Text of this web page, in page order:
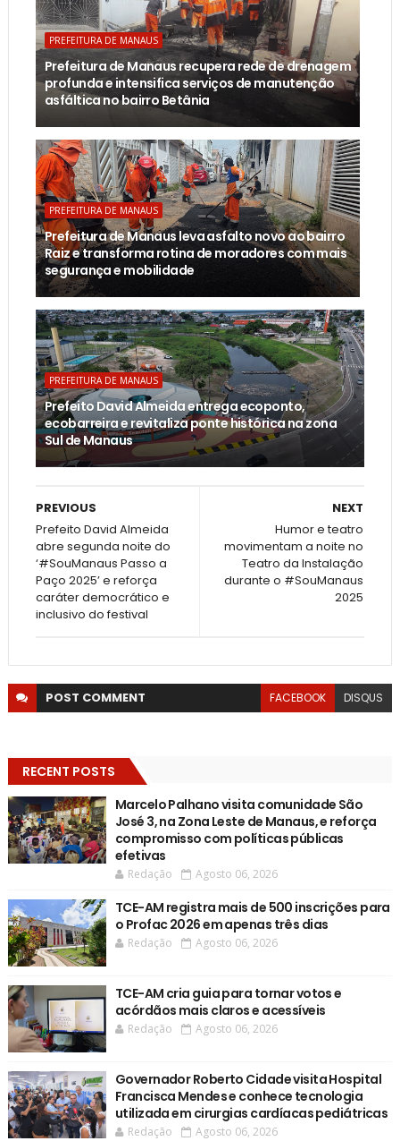
PREFEITURA DE MANAUS
Prefeitura de Manaus recupera rede de drenagem
profunda e intensifica serviços de manutenção
asfáltica no bairro Betânia
PREFEITURA DE MANAUS
Prefeitura de Manaus leva asfalto novo ao bairro
Raiz e transforma rotina de moradores com mais
segurança e mobilidade
PREFEITURA DE MANAUS
Prefeito David Almeida entrega ecoponto,
ecobarreira e revitaliza ponte histórica na zona
Sul de Manaus
NEXT
Humor e teatro
movimentam a noite no
Teatro da Instalação
durante o #SouManaus
2025
PREVIOUS
Prefeito David Almeida
abre segunda noite do
‘#SouManaus Passo a
Paço 2025’ e reforça
caráter democrático e
inclusivo do festival
POST COMMENT FACEBOOK DISQUS
RECENT POSTS
Marcelo Palhano visita comunidade São
José 3, na Zona Leste de Manaus, e reforça
compromisso com políticas públicas
efetivas
Redação Agosto 06, 2026
TCE-AM registra mais de 500 inscrições para
o Profac 2026 em apenas três dias
Redação Agosto 06, 2026
TCE-AM cria guia para tornar votos e
acórdãos mais claros e acessíveis
Redação Agosto 06, 2026
Governador Roberto Cidade visita Hospital
Francisca Mendes e conhece tecnologia
utilizada em cirurgias cardíacas pediátricas
Redação Agosto 06, 2026